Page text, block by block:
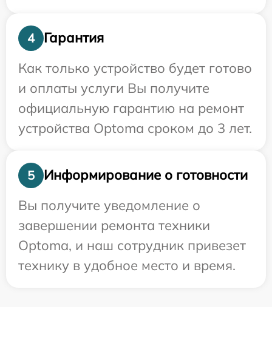
4
Гарантия
Как только устройство будет готово
и оплаты услуги Вы получите
официальную гарантию на ремонт
устройства Optoma сроком до 3 лет.
5
Информирование о готовности
Вы получите уведомление о
завершении ремонта техники
Optoma, и наш сотрудник привезет
технику в удобное место и время.